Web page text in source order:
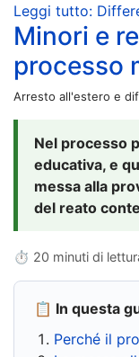
Leggi tutto:
Minori e
processo
Arresto all'estero e
Nel processo
educativa, e
messa alla
del reato
⏱ 20 minuti di
📋 In questa
Perché il